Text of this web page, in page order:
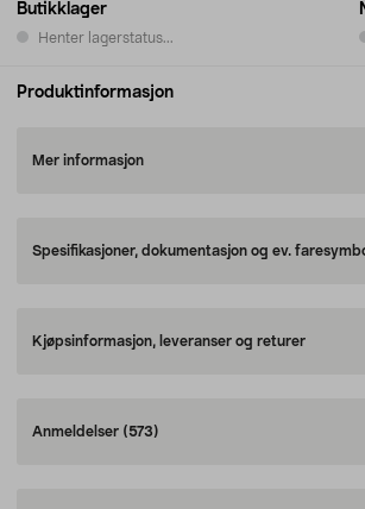
Butikklager
Henter lagerstatus...
Produktinformasjon
Mer informasjon
Spesifikasjoner, dokumentasjon og ev.
Kjøpsinformasjon, leveranser og returer
Anmeldelser (573)